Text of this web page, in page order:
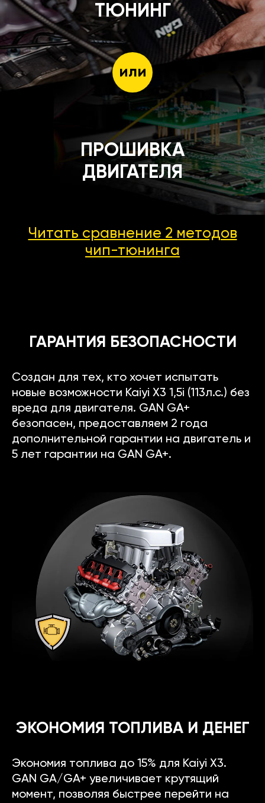
ТЮНИНГ
или
ПРОШИВКА
ДВИГАТЕЛЯ
Читать сравнение 2 методов
чип-тюнинга
ГАРАНТИЯ БЕЗОПАСНОСТИ
Создан для тех, кто хочет испытать
новые возможности Kaiyi X3 1,5i (113л.с.) без
вреда для двигателя. GAN GA+
безопасен, предоставляем 2 года
дополнительной гарантии на двигатель и
5 лет гарантии на GAN GA+.
ЭКОНОМИЯ ТОПЛИВА И ДЕНЕГ
Экономия топлива до 15% для Kaiyi X3.
GAN GA/GA+ увеличивает крутящий
момент, позволяя быстрее перейти на